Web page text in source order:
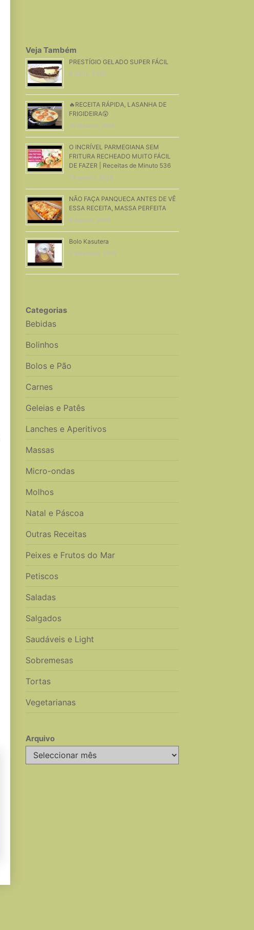
Veja Também
PRESTÍGIO GELADO SUPER FÁCIL
9 Julho, 2020
🔥RECEITA RÁPIDA, LASANHA DE
FRIGIDEIRA😲
16 Outubro, 2018
O INCRÍVEL PARMEGIANA SEM
FRITURA RECHEADO MUITO FÁCIL
DE FAZER | Receitas de Minuto 536
13 Janeiro, 2020
NÃO FAÇA PANQUECA ANTES DE VÊ
ESSA RECEITA, MASSA PERFEITA
9 Agosto, 2020
Bolo Kasutera
5 Setembro, 2018
Categorias
Bebidas
Bolinhos
Bolos e Pão
Carnes
Geleias e Patês
Lanches e Aperitivos
Massas
Micro-ondas
Molhos
Natal e Páscoa
Outras Receitas
Peixes e Frutos do Mar
Petiscos
Saladas
Salgados
Saudáveis e Light
Sobremesas
Tortas
Vegetarianas
Arquivo
Arquivo